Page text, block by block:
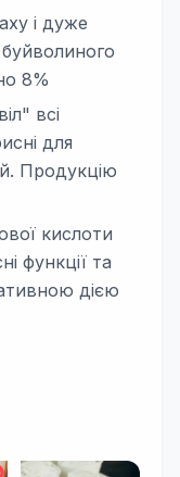
і дуже
8%
всі
для
Продукцію
кислоти
функції та
дією